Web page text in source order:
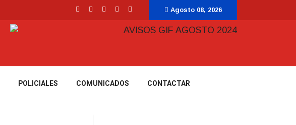
Agosto 08, 2026
POLICIALES COMUNICADOS CONTACTAR